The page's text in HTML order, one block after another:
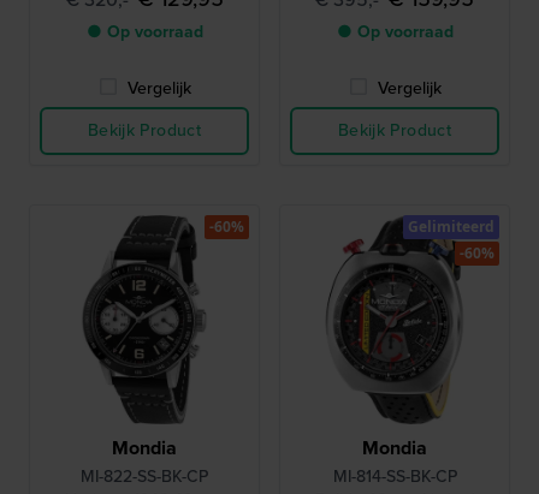
● Op voorraad
Vergelijk
Bekijk Product
● Op voorraad
Vergelijk
Bekijk Product
Mondia
MI-822-SS-BK-CP
-60%
Mondia
MI-814-SS-BK-CP
Gelimiteerd
-60%